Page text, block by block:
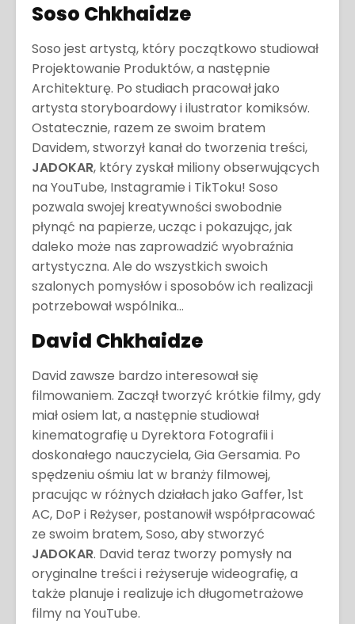
Soso Chkhaidze
Soso jest artystą, który początkowo studiował
Projektowanie Produktów, a następnie
Architekturę. Po studiach pracował jako
artysta storyboardowy i ilustrator komiksów.
Ostatecznie, razem ze swoim bratem
Davidem, stworzył kanał do tworzenia treści,
JADOKAR, który zyskał miliony obserwujących
na YouTube, Instagramie i TikToku! Soso
pozwala swojej kreatywności swobodnie
płynąć na papierze, ucząc i pokazując, jak
daleko może nas zaprowadzić wyobraźnia
artystyczna. Ale do wszystkich swoich
szalonych pomysłów i sposobów ich realizacji
potrzebował wspólnika…
David Chkhaidze
David zawsze bardzo interesował się
filmowaniem. Zaczął tworzyć krótkie filmy, gdy
miał osiem lat, a następnie studiował
kinematografię u Dyrektora Fotografii i
doskonałego nauczyciela, Gia Gersamia. Po
spędzeniu ośmiu lat w branży filmowej,
pracując w różnych działach jako Gaffer, 1st
AC, DoP i Reżyser, postanowił współpracować
ze swoim bratem, Soso, aby stworzyć
JADOKAR. David teraz tworzy pomysły na
oryginalne treści i reżyseruje wideografię, a
także planuje i realizuje ich długometrażowe
filmy na YouTube.